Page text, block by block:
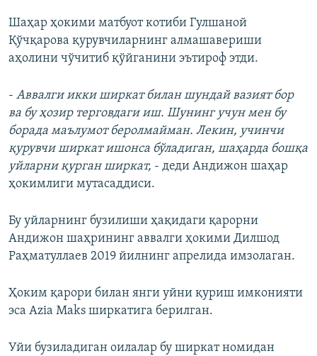
Шаҳар ҳокими матбуот котиби Гулшаной
Қўчқарова қурувчиларнинг алмашавериши
аҳолини чўчитиб қўйганини эътироф этди.
- Аввалги икки ширкат билан шундай вазият бор
ва бу ҳозир терговдаги иш. Шунинг учун мен бу
борада маълумот беролмайман. Лекин, учинчи
қурувчи ширкат ишонса бўладиган, шаҳарда бошқа
уйларни қурган ширкат, - деди Андижон шаҳар
ҳокимлиги мутасаддиси.
Бу уйларнинг бузилиши ҳақидаги қарорни
Андижон шаҳрининг аввалги ҳокими Дилшод
Раҳматуллаев 2019 йилнинг апрелида имзолаган.
Ҳоким қарори билан янги уйни қуриш имконияти
эса Azia Maks ширкатига берилган.
Уйи бузиладиган оилалар бу ширкат номидан